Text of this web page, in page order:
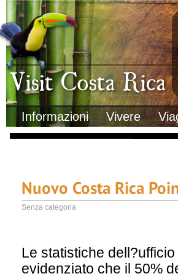
Visit Costa Rica
Informazioni Vivere
Clima
Geografia
Informazioni Geografiche
Letteratura e cultura
Gastronomia
Lo sapevi che
Musica
Natura
Storia
Trasporti Interni
Nuovo Costa Rica
Senza categoria
Le statistiche
evidenziato che il 50%